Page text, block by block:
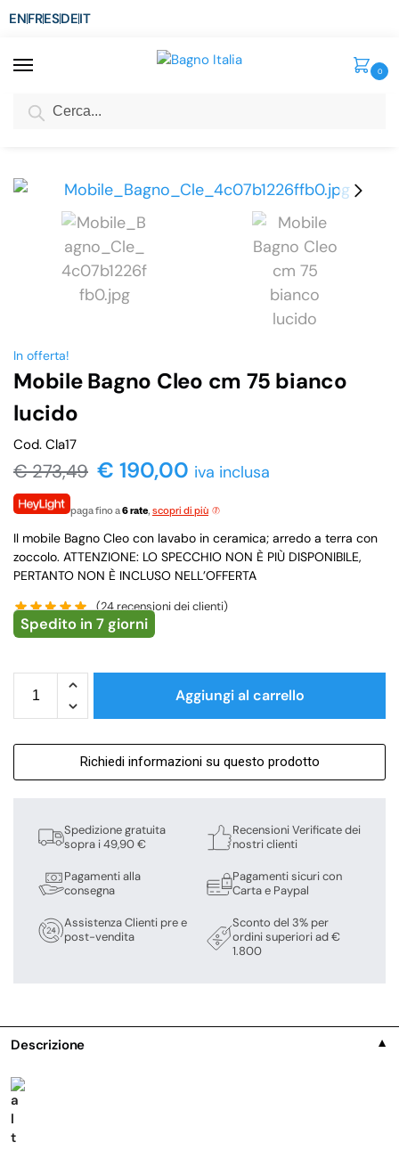
ENFRESDEIT
0
SCONTO del 3%
In offerta!
Mobile Bagno Cleo cm 75 bianco
lucido
Cod. Cla17
€273,49 € 190,00 iva inclusa
paga fino a6 rate, scopri di più
Il mobile Bagno Cleo con lavabo in ceramica; arredo a terra con
zoccolo. ATTENZIONE: LO SPECCHIO NON È PIÙ DISPONIBILE,
PERTANTO NON È INCLUSO NELL’OFFERTA
(24recensioni dei clienti)
Spedito in 7 giorni
Aggiungi al carrello
Richiedi informazioni su questo prodotto
Spedizione gratuita
sopra i 49,90 €
Pagamenti alla
consegna
Assistenza Clienti pre e
post-vendita
Recensioni Verificate dei
nostri clienti
Pagamenti sicuri con
Carta e Paypal
Sconto del 3% per
ordini superiori ad €
1.800
Descrizione ▼